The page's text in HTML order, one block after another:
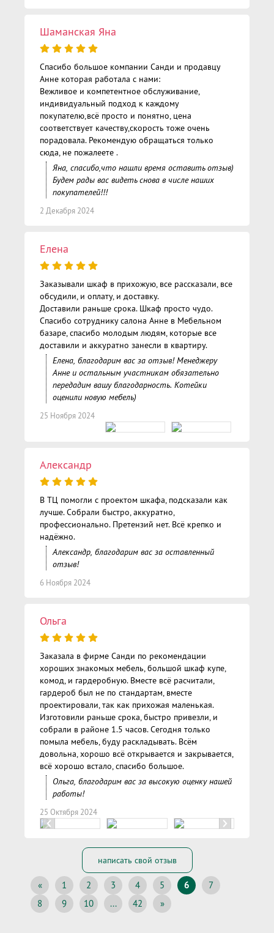
Шаманская Яна
Спасибо большое компании Санди и продавцу
Анне которая работала с нами:
Вежливое и компетентное обслуживание,
индивидуальный подход к каждому
покупателю,всё просто и понятно, цена
соответствует качеству,скорость тоже очень
порадовала. Рекомендую обращаться только
сюда, не пожалеете .
Яна, спасибо,что нашли время оставить отзыв)
Будем рады вас видеть снова в числе наших
покупателей!!!
2 Декабря 2024
Елена
Заказывали шкаф в прихожую, все рассказали, все
обсудили, и оплату, и доставку.
Доставили раньше срока. Шкаф просто чудо.
Спасибо сотруднику салона Анне в Мебельном
базаре, спасибо молодым людям, которые все
доставили и аккуратно занесли в квартиру.
Елена, благодарим вас за отзыв! Менеджеру
Анне и остальным участникам обязательно
передадим вашу благодарность. Котейки
оценили новую мебель)
25 Ноября 2024
Александр
В ТЦ помогли с проектом шкафа, подсказали как
лучше. Собрали быстро, аккуратно,
профессионально. Претензий нет. Всё крепко и
надёжно.
Александр, благодарим вас за оставленный
отзыв!
6 Ноября 2024
Ольга
Заказала в фирме Санди по рекомендации
хороших знакомых мебель, большой шкаф купе,
комод, и гардеробную. Вместе всё расчитали,
гардероб был не по стандартам, вместе
проектировали, так как прихожая маленькая.
Изготовили раньше срока, быстро привезли, и
собрали в районе 1.5 часов. Сегодня только
помыла мебель, буду раскладывать. Всём
довольна, хорошо всё открывается и закрывается,
всё хорошо встало, спасибо большое.
Ольга, благодарим вас за высокую оценку нашей
работы!
25 Октября 2024
написать свой отзыв
« 1 2 3 4 5 6
7
8
9 10 ... 42 »